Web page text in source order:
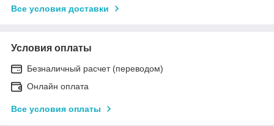
Все условия доставки
Условия оплаты
Безналичный расчет (переводом)
Онлайн оплата
Все условия оплаты